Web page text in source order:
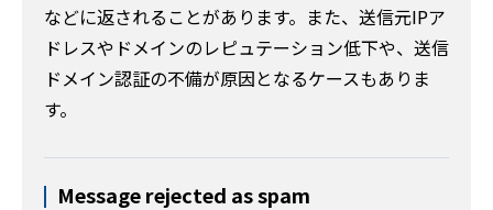
などに返されることがあります。また、送信元IPア
ドレスやドメインのレピュテーション低下や、送信
ドメイン認証の不備が原因となるケースもありま
す。
Message rejected as spam